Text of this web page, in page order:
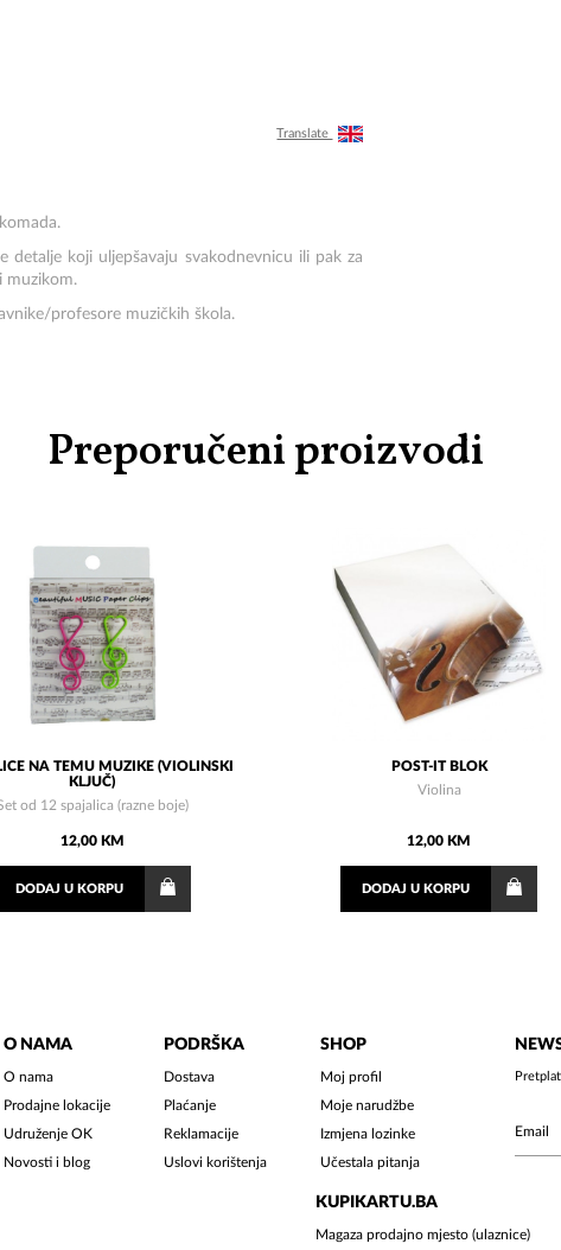
Translate
koji uljepšavaju svakodnevnicu ili pak za
muzikom.
profesore muzičkih škola.
Preporučeni proizvodi
NA TEMU MUZIKE (VIOLINSKI
KLJUČ)
od 12 spajalica (razne boje)
12,00 KM
DODAJU KORPU
POST-IT BLOK
Violina
12,00 KM
DODAJ U KORPU
O NAMA
O nama
Prodajne lokacije
Udruženje OK
Novosti i blog
PODRŠKA
Dostava
Plaćanje
Reklamacije
Uslovi korištenja
SHOP
Moj profil
Moje narudžbe
Izmjena lozinke
Učestala pitanja
KUPIKARTU.BA
Magaza prodajno mjesto (ulaznice)